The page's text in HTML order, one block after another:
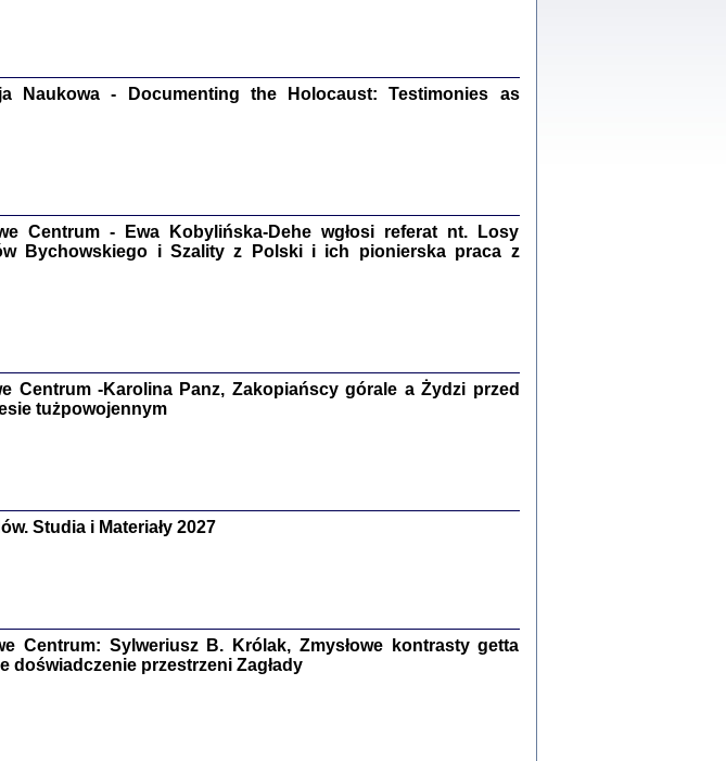
Studia i Materiały
nr 17, R. 2021
NIE WIEMY CO PRZYNIESIE NAM KOLEJNA GODZINA ...
Dziennik pisany w ukryciu w latach 1943-1944
Zagłada Żydów.
Sewek Okonowski, oprac. Marta Janczewska
Naukowa - Documenting the Holocaust: Testimonies as
Centrum - Ewa Kobylińska-Dehe wgłosi referat nt. Losy
Bychowskiego i Szality z Polski i ich pionierska praca z
Centrum -Karolina Panz, Zakopiańscy górale a Żydzi przed
tużpowojennym
Studia i Materiały 2027
Centrum: Sylweriusz B. Królak, Zmysłowe kontrasty getta
doświadczenie przestrzeni Zagłady